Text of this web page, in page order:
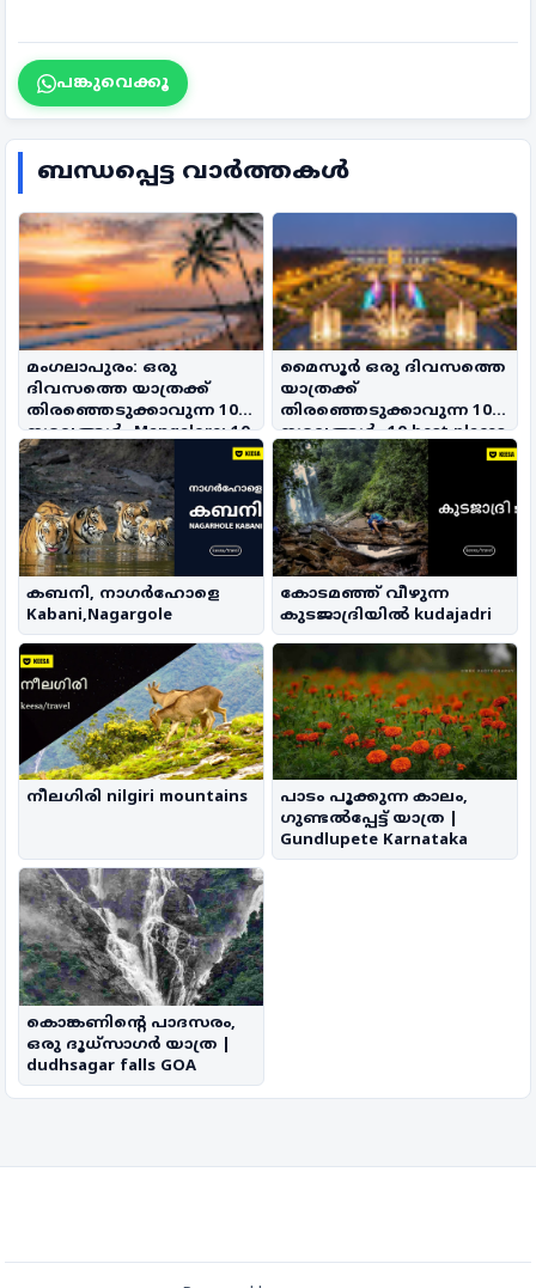
പങ്കുവെക്കൂ
ബന്ധപ്പെട്ട വാർത്തകൾ
മംഗലാപുരം: ഒരു
ദിവസത്തെ യാത്രക്ക്
തിരഞ്ഞെടുക്കാവുന്ന 10
സ്ഥലങ്ങൾ- Mangalore: 10
Places for a One-Day Trip
മൈസൂർ ഒരു ദിവസത്തെ
യാത്രക്ക്
തിരഞ്ഞെടുക്കാവുന്ന 10
സ്ഥലങ്ങൾ- 10 best places
for a day trip from Mysore
കബനി, നാഗര്‍ഹോളെ
Kabani,Nagargole
കോടമഞ്ഞ് വീഴുന്ന
കുടജാദ്രിയിൽ kudajadri
നീലഗിരി nilgiri mountains
പാടം പൂക്കുന്ന കാലം,
ഗുണ്ടൽപ്പേട്ട് യാത്ര |
Gundlupete Karnataka
കൊങ്കണിന്റെ പാദസരം,
ഒരു ദൂധ്സാഗർ യാത്ര |
dudhsagar falls GOA